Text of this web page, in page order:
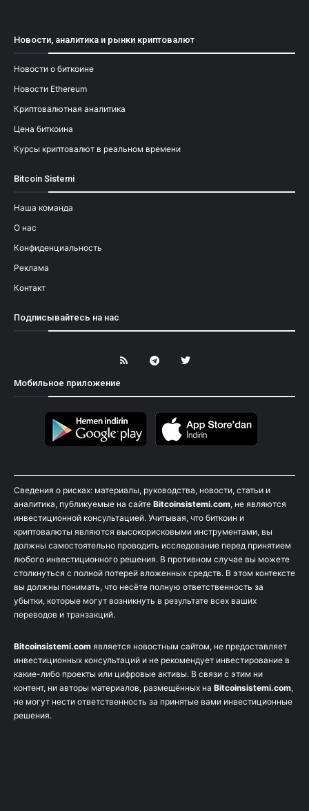
Новости, аналитика и рынки криптовалют
Новости о биткоине
Новости Ethereum
Криптовалютная аналитика
Цена биткоина
Курсы криптовалют в реальном времени
Bitcoin Sistemi
Наша команда
О нас
Конфиденциальность
Реклама
Контакт
Подписывайтесь на нас
Мобильное приложение
Сведения о рисках: материалы, руководства, новости, статьи и
аналитика, публикуемые на сайте Bitcoinsistemi.com, не являются
инвестиционной консультацией. Учитывая, что биткоин и
криптовалюты являются высокорисковыми инструментами, вы
должны самостоятельно проводить исследование перед принятием
любого инвестиционного решения. В противном случае вы можете
столкнуться с полной потерей вложенных средств. В этом контексте
вы должны понимать, что несёте полную ответственность за
убытки, которые могут возникнуть в результате всех ваших
переводов и транзакций.
Bitcoinsistemi.com является новостным сайтом, не предоставляет
инвестиционных консультаций и не рекомендует инвестирование в
какие-либо проекты или цифровые активы. В связи с этим ни
контент, ни авторы материалов, размещённых на Bitcoinsistemi.com,
не могут нести ответственность за принятые вами инвестиционные
решения.